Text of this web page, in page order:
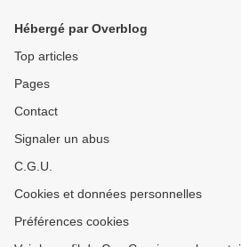
Hébergé par Overblog
Top articles
Pages
Contact
Signaler un abus
C.G.U.
Cookies et données personnelles
Préférences cookies